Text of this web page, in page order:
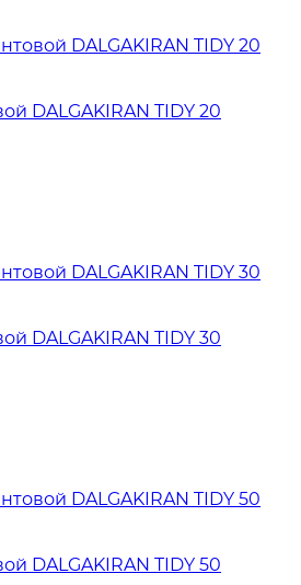
DALGAKIRAN TIDY 20
DALGAKIRAN TIDY 30
DALGAKIRAN TIDY 50